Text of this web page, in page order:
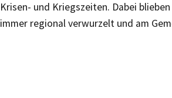
Krisen- und Kriegszeiten. Dabei
immer regional verwurzelt und am